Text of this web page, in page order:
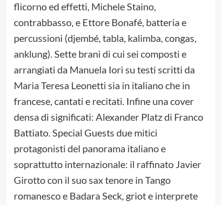
flicorno ed effetti, Michele Staino,
contrabbasso, e Ettore Bonafé, batteria e
percussioni (djembé, tabla, kalimba, congas,
anklung). Sette brani di cui sei composti e
arrangiati da Manuela Iori su testi scritti da
Maria Teresa Leonetti sia in italiano che in
francese, cantati e recitati. Infine una cover
densa di significati: Alexander Platz di Franco
Battiato. Special Guests due mitici
protagonisti del panorama italiano e
soprattutto internazionale: il raffinato Javier
Girotto con il suo sax tenore in Tango
romanesco e Badara Seck, griot e interprete